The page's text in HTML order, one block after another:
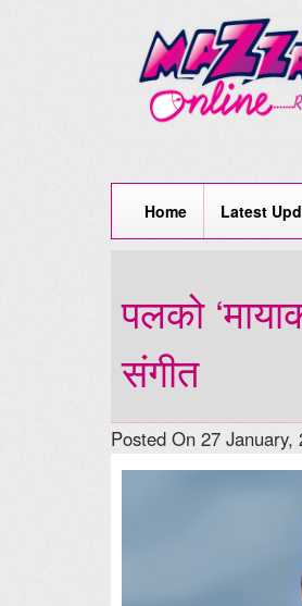
Home Latest
पलको
संगीत
Posted On 27 January,